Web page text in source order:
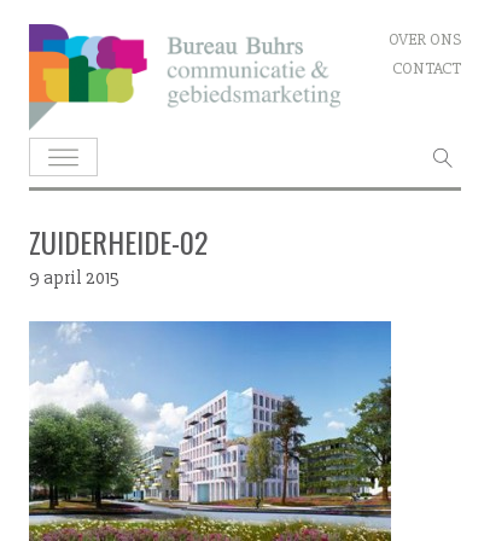
Skip
to
content
OVER ONS
CONTACT
ZUIDERHEIDE-02
9 april 2015